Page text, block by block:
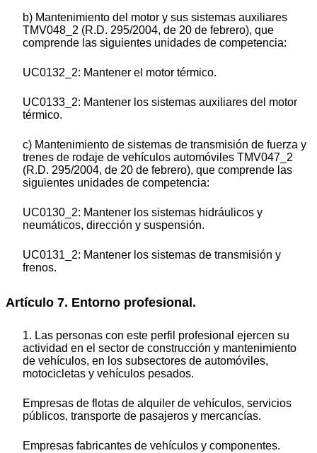
b) Mantenimiento del motor y sus sistemas auxiliares
TMV048_2 (R.D. 295/2004, de 20 de febrero), que
comprende las siguientes unidades de competencia:
UC0132_2: Mantener el motor térmico.
UC0133_2: Mantener los sistemas auxiliares del motor
térmico.
c) Mantenimiento de sistemas de transmisión de fuerza y
trenes de rodaje de vehículos automóviles TMV047_2
(R.D. 295/2004, de 20 de febrero), que comprende las
siguientes unidades de competencia:
UC0130_2: Mantener los sistemas hidráulicos y
neumáticos, dirección y suspensión.
UC0131_2: Mantener los sistemas de transmisión y
frenos.
Artículo 7. Entorno profesional.
1. Las personas con este perfil profesional ejercen su
actividad en el sector de construcción y mantenimiento
de vehículos, en los subsectores de automóviles,
motocicletas y vehículos pesados.
Empresas de flotas de alquiler de vehículos, servicios
públicos, transporte de pasajeros y mercancías.
Empresas fabricantes de vehículos y componentes.